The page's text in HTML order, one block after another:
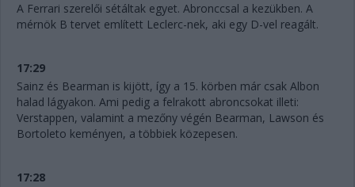
A Ferrari szerelői sétáltak egyet. Abronccsal a kezükben. A
mérnök B tervet említett Leclerc-nek, aki egy D-vel reagált.
17:29
Sainz és Bearman is kijött, így a 15. körben már csak Albon
halad lágyakon. Ami pedig a felrakott abroncsokat illeti:
Verstappen, valamint a mezőny végén Bearman, Lawson és
Bortoleto keményen, a többiek közepesen.
17:28